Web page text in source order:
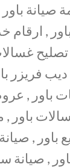
صيانة
, ارقام
تصليح
ديب فريزر
باور ,
باور ,
باور ,
, صيانة